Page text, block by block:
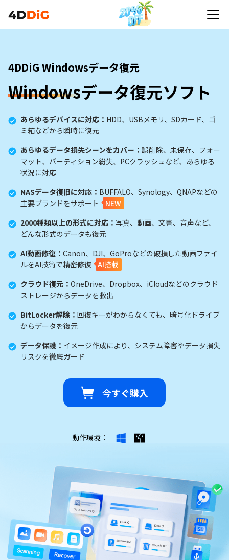
4DDiG Windowsデータ復元
Windowsデータ復元ソフト
あらゆるデバイスに対応： HDD、USBメモリ、SDカード、ゴ
ミ箱などから瞬時に復元
あらゆるデータ損失シーンをカバー： 誤削除、未保存、フォー
マット、パーティション紛失、PCクラッシュなど、あらゆる
状況に対応
NASデータ復旧に対応： BUFFALO、Synology、QNAPなどの
主要ブランドをサポート
NEW
2000種類以上の形式に対応： 写真、動画、文書、音声など、
どんな形式のデータも復元
AI動画修復： Canon、DJI、GoProなどの破損した動画ファイ
ルをAI技術で精密修復 AI搭載
クラウド復元： OneDrive、Dropbox、iCloudなどのクラウド
ストレージからデータを救出
BitLocker解除： 回復キーがわからなくても、暗号化ドライブ
からデータを復元
データ保護： イメージ作成により、システム障害やデータ損失
リスクを徹底ガード
今すぐ購入
動作環境：